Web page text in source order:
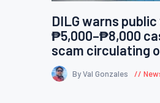
DILG warns
₱5,000–₱8,000
scam circulating
By Val Gonzales